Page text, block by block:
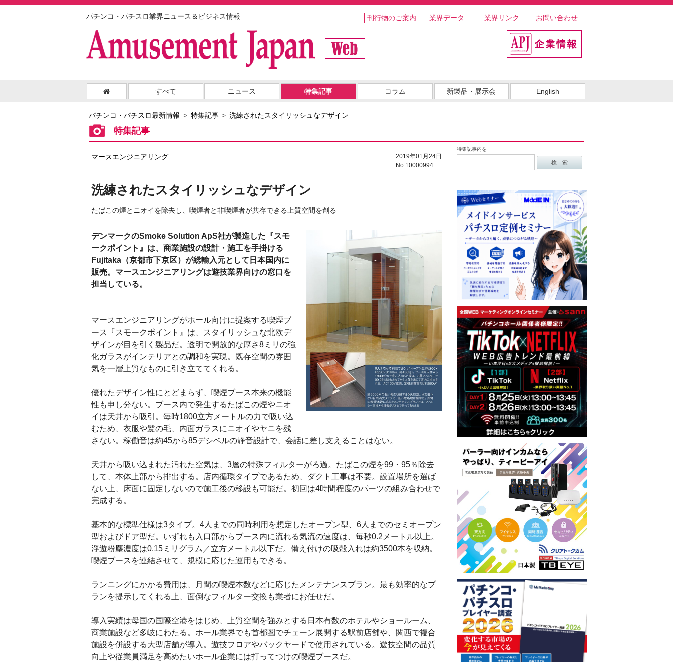
パチンコ・パチスロ業界ニュース＆ビジネス情報 刊行物のご案内 業界データ 業界リンク お問い合わせ
すべて ニュース 特集記事 コラム 新製品・展示会 English
パチンコ・パチスロ最新情報 特集記事 洗練されたスタイリッシュなデザイン
特集記事
特集記事内を
2019年01月24日
No.10000994
マースエンジニアリング
洗練されたスタイリッシュなデザイン
たばこの煙とニオイを除去し、喫煙者と非喫煙者が共存できる上質空間を創る
デンマークのSmoke Solution ApS社が製造した『スモ
ークポイント』は、商業施設の設計・施工を手掛ける
Fujitaka（京都市下京区）が総輸入元として日本国内に
販売。マースエンジニアリングは遊技業界向けの窓口を
担当している。
マースエンジニアリングがホール向けに提案する喫煙ブ
ース『スモークポイント』は、スタイリッシュな北欧デ
ザインが目を引く製品だ。透明で開放的な厚さ8ミリの強
化ガラスがインテリアとの調和を実現。既存空間の雰囲
気を一層上質なものに引き立ててくれる。
優れたデザイン性にとどまらず、喫煙ブース本来の機能
性も申し分ない。ブース内で発生するたばこの煙やニオ
イは天井から吸引。毎時1800立方メートルの力で吸い込
むため、衣服や髪の毛、内面ガラスにニオイやヤニを残
さない。稼働音は約45から85デシベルの静音設計で、会話に差し支えることはない。
天井から吸い込まれた汚れた空気は、3層の特殊フィルターがろ過。たばこの煙を99・95％除去
して、本体上部から排出する。店内循環タイプであるため、ダクト工事は不要。設置場所を選ば
ない上、床面に固定しないので施工後の移設も可能だ。初回は4時間程度のパーツの組み合わせで
完成する。
基本的な標準仕様は3タイプ。4人までの同時利用を想定したオープン型、6人までのセミオープン
型およびドア型だ。いずれも入口部からブース内に流れる気流の速度は、毎秒0.2メートル以上。
浮遊粉塵濃度は0.15ミリグラム／立方メートル以下だ。備え付けの吸殻入れは約3500本を収納。
喫煙ブースを連結させて、規模に応じた運用もできる。
ランニングにかかる費用は、月間の喫煙本数などに応じたメンテナンスプラン。最も効率的なプ
ランを提示してくれる上、面倒なフィルター交換も業者にお任せだ。
導入実績は母国の国際空港をはじめ、上質空間を強みとする日本有数のホテルやショールーム、
商業施設など多岐にわたる。ホール業界でも首都圏でチェーン展開する駅前店舗や、関西で複合
施設を併設する大型店舗が導入。遊技フロアやバックヤードで使用されている。遊技空間の品質
向上や従業員満足を高めたいホール企業には打ってつけの喫煙ブースだ。